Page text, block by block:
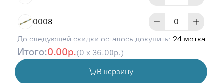
0008
0009
До следующей скидки осталось докупить: 24 мотка
Итого:0.00р.(0 x 36.00р.)
В корзину